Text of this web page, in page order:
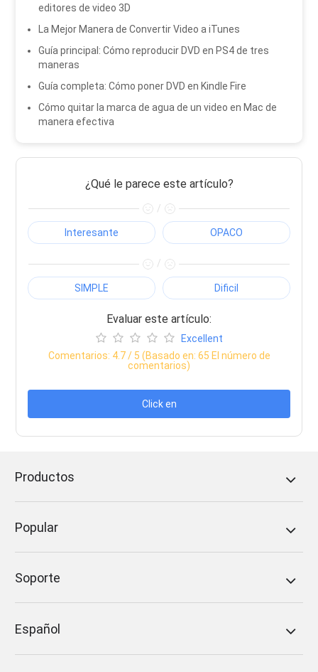
editores de video 3D
La Mejor Manera de Convertir Video a iTunes
Guía principal: Cómo reproducir DVD en PS4 de tres
maneras
Guía completa: Cómo poner DVD en Kindle Fire
Cómo quitar la marca de agua de un video en Mac de
manera efectiva
¿Qué le parece este artículo?
/
Interesante OPACO
/
SIMPLE Dificil
Evaluar este artículo:
Excellent
Comentarios: 4.7/ 5 (Basado en: 65 El número de
comentarios)
Click en
Productos
Popular
Soporte
Español